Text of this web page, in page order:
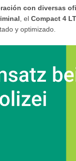
con diversas
, el Compact 4
y optimizado.